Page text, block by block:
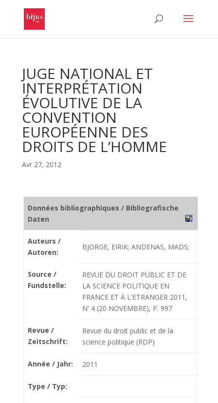
JUGE NATIONAL ET
INTERPRÉTATION
ÉVOLUTIVE DE LA
CONVENTION
EUROPÉENNE DES
DROITS DE L’HOMME
Avr 27, 2012
Données bibliographiques / Bibliografische
Daten
Auteurs /
Autoren:
BJORGE, EIRIK; ANDENAS, MADS;
Source /
Fundstelle:
REVUE DU DROIT PUBLIC ET DE
LA SCIENCE POLITIQUE EN
FRANCE ET À L'ETRANGER 2011,
N' 4 (20 NOVEMBRE), P. 997
Revue /
Zeitschrift:
Revue du droit public et de la
science politique (RDP)
Année / Jahr: 2011
Type / Typ: